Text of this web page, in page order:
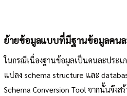
ย้ายข้อมูลแบบที่มีฐานข้อมูลคน
ในกรณีเนื่องฐานข้อมูลเป็นคนละประ
แปลง schema structure และ
Schema Conversion Tool จากนั้นจึงส